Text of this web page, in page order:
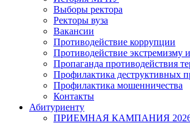
Выборы ректора
Ректоры вуза
Вакансии
Противодействие коррупции
Противодействие экстремизму
Пропаганда противодействия
Профилактика деструктивных
Профилактика мошенничества
Контакты
Абитуриенту
ПРИЕМНАЯ КАМПАНИЯ